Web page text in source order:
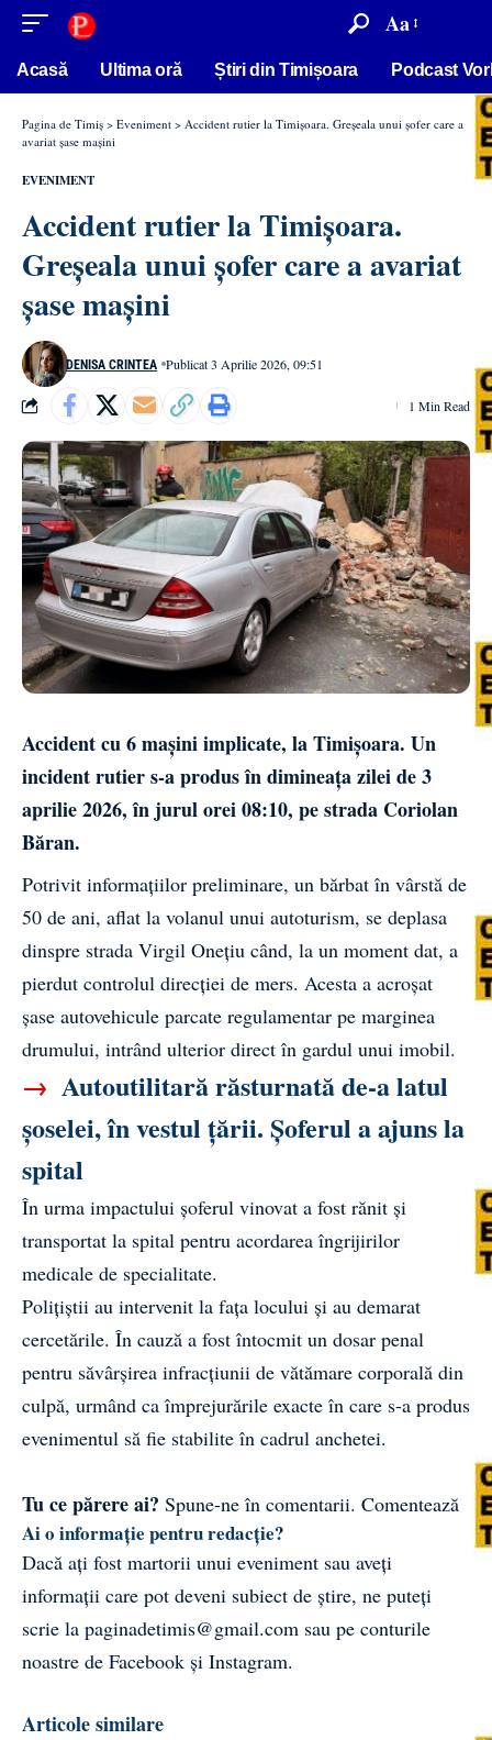
conținut Aa
Acasă Ultima oră Știri din Timișoara Podcast
Pagina de Timiș > Eveniment > Accident rutier la Timișoara. Greșeala unui șofer care a
avariat șase mașini
EVENIMENT
Accident rutier la Timișoara.
Greșeala unui șofer care a avariat
șase mașini
DENISA CRINTEA Publicat 3 Aprilie 2026, 09:51
1 Min Read
Accident cu 6 mașini implicate, la Timișoara. Un
incident rutier s-a produs în dimineața zilei de 3
aprilie 2026, în jurul orei 08:10, pe strada Coriolan
Băran.
Potrivit informațiilor preliminare, un bărbat în vârstă de
50 de ani, aflat la volanul unui autoturism, se deplasa
dinspre strada Virgil Onețiu când, la un moment dat, a
pierdut controlul direcției de mers. Acesta a acroșat
șase autovehicule parcate regulamentar pe marginea
drumului, intrând ulterior direct în gardul unui imobil.
→ Autoutilitară răsturnată de-a latul
șoselei, în vestul țării. Șoferul a ajuns la
spital
În urma impactului șoferul vinovat a fost rănit și
transportat la spital pentru acordarea îngrijirilor
medicale de specialitate.
Polițiștii au intervenit la fața locului și au demarat
cercetările. În cauză a fost întocmit un dosar penal
pentru săvârșirea infracțiunii de vătămare corporală din
culpă, urmând ca împrejurările exacte în care s-a produs
evenimentul să fie stabilite în cadrul anchetei.
Tu ce părere ai? Spune-ne în comentarii. Comentează
Ai o informație pentru redacție?
Dacă ați fost martorii unui eveniment sau aveți
informații care pot deveni subiect de știre, ne puteți
scrie la paginadetimis@gmail.com sau pe conturile
noastre de Facebook și Instagram.
Articole similare